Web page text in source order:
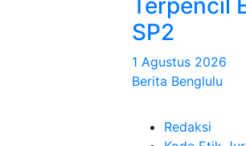
SP2
1 Agustus 2026
Berita Benglulu
Redaksi